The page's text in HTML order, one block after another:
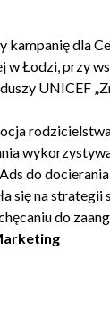
kampanię dla
w Łodzi, przy
UNICEF
do
się na strategii
do